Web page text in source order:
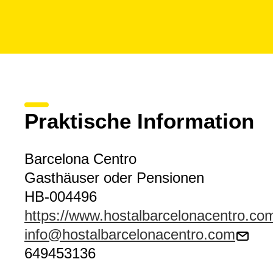
Praktische Information
Barcelona Centro
Gasthäuser oder Pensionen
HB-004496
https://
info@hostalbarcelonacentro.com
649453136